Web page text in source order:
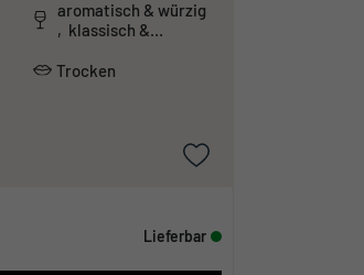
aromatisch & würzig
, klassisch &
tanninreich & schwer
Trocken
Lieferbar